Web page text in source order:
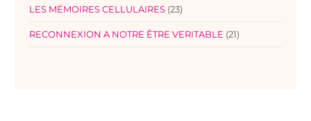
LES MÉMOIRES CELLULAIRES (23)
RECONNEXION A NOTRE ÊTRE VERITABLE (21)